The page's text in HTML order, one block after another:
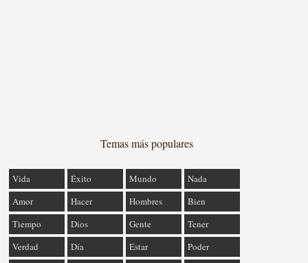
Temas más populares
Vida Éxito Mundo
Nada
Amor
Hacer Hombres
Bien
Tiempo
Dios Gente
Tener
Verdad
Día Estar Poder